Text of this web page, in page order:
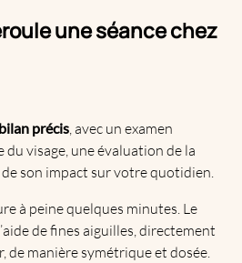
une séance chez
bilan précis , avec un examen
visage, une évaluation de la
son impact sur votre quotidien.
à peine quelques minutes. Le
de fines aiguilles, directement
de manière symétrique et dosée.